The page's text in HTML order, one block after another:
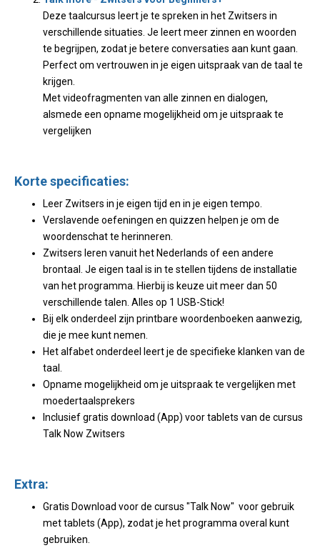
Deze taalcursus leert je te spreken in het Zwitsers in
verschillende situaties. Je leert meer zinnen en woorden
te begrijpen, zodat je betere conversaties aan kunt gaan.
Perfect om vertrouwen in je eigen uitspraak van de taal te
krijgen.
Met videofragmenten van alle zinnen en dialogen,
alsmede een opname mogelijkheid om je uitspraak te
vergelijken
Korte specificaties:
Leer Zwitsers in je eigen tijd en in je eigen tempo.
Verslavende oefeningen en quizzen helpen je om de
woordenschat te herinneren.
Zwitsers leren vanuit het Nederlands of een andere
brontaal. Je eigen taal is in te stellen tijdens de installatie
van het programma. Hierbij is keuze uit meer dan 50
verschillende talen. Alles op 1 USB-Stick!
Bij elk onderdeel zijn printbare woordenboeken aanwezig,
die je mee kunt nemen.
Het alfabet onderdeel leert je de specifieke klanken van de
taal.
Opname mogelijkheid om je uitspraak te vergelijken met
moedertaalsprekers
Inclusief gratis download (App) voor tablets van de cursus
Talk Now Zwitsers
Extra:
Gratis Download voor de cursus "Talk Now" voor gebruik
met tablets (App), zodat je het programma overal kunt
gebruiken.